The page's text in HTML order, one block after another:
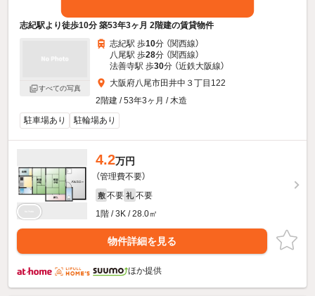
志紀駅より徒歩10分 築53年3ヶ月 2階建の賃貸物件
すべての写真
志紀駅 歩10分 （関西線）
八尾駅 歩28分 （関西線）
法善寺駅 歩30分 （近鉄大阪線）
大阪府八尾市田井中３丁目122
2階建 / 53年3ヶ月 / 木造
駐車場あり
駐輪場あり
4.2万円
（管理費不要）
敷 不要 礼 不要
1階 / 3K / 28.0㎡
物件詳細を見る
ほか提供